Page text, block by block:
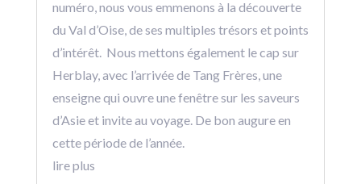
numéro, nous vous emmenons à la découverte
du Val d’Oise, de ses multiples trésors et points
d’intérêt. Nous mettons également le cap sur
Herblay, avec l’arrivée de Tang Frères, une
enseigne qui ouvre une fenêtre sur les saveurs
d’Asie et invite au voyage. De bon augure en
cette période de l’année.
lire plus